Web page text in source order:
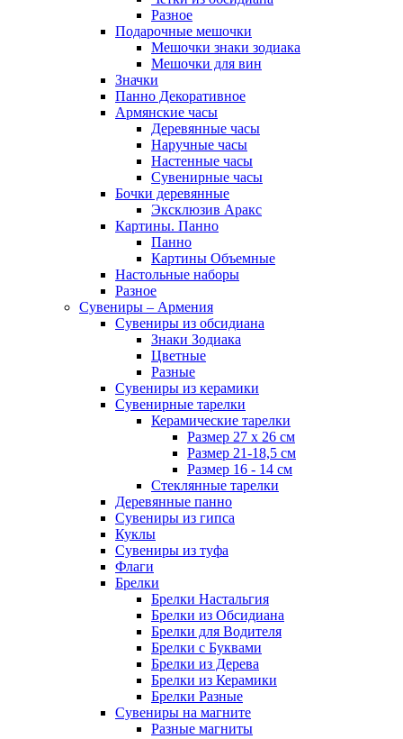
Разное
Подарочные мешочки
Мешочки знаки зодиака
Мешочки для вин
Значки
Панно Декоративное
Армянские часы
Деревянные часы
Наручные часы
Настенные часы
Сувенирные часы
Бочки деревянные
Эксклюзив Аракс
Картины. Панно
Панно
Картины Объемные
Настольные наборы
Разное
Сувениры – Армения
Сувениры из обсидиана
Знаки Зодиака
Цветные
Разные
Сувениры из керамики
Сувенирные тарелки
Керамические тарелки
Размер 27 х 26 см
Размер 21-18,5 см
Размер 16 - 14 см
Стеклянные тарелки
Деревянные панно
Сувениры из гипса
Куклы
Сувениры из туфа
Флаги
Брелки
Брелки Настальгия
Брелки из Обсидиана
Брелки для Водителя
Брелки с Буквами
Брелки из Дерева
Брелки из Керамики
Брелки Разные
Сувениры на магните
Разные магниты